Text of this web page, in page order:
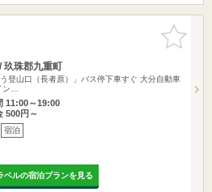
お気に入
りに追加
玖珠郡九重町
う登山口（長者原）」バス停下車すぐ 大分自動車
ン…
11:00～19:00
500円～
宿泊
ベルの宿泊プランを見る